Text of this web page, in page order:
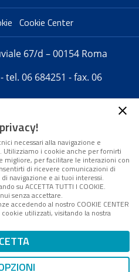
Cookie Center
67/d – 00154 Roma
- tel. 06 684251 - fax. 06
telematica iscritta
del Tribunale di Roma -
- Direttore resp. Michela
a Direzione e
S.p.A. - FPA s.r.l.
il sistema di management
10693191008 - R.E.A. Roma
ISP AWS
del sito
necessari alla navigazione e
Utilizziamo i cookie anche per fornirti
migliore, per facilitare le interazioni con
di ricevere comunicazioni di
navigazione e ai tuoi interessi.
su ACCETTA TUTTI I COOKIE.
senza accettare.
accedendo al nostro COOKIE CENTER
utilizzati, visitando la nostra